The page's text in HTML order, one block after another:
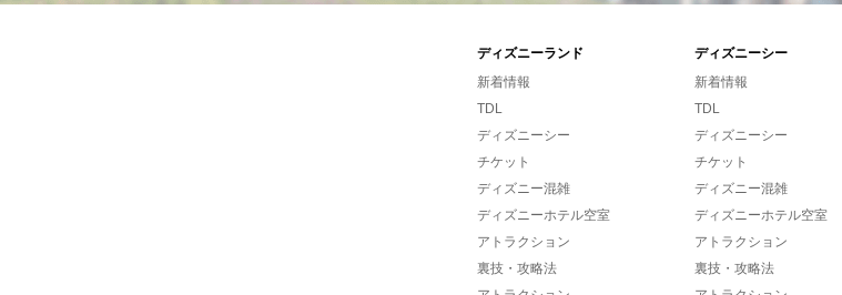
ディズニーランド ディズニーシー
新着情報
TDL
ディズニーシー
チケット
ディズニー混雑
ディズニーホテル空室
アトラクション
裏技・攻略法
新着情報
TDL
ディズニーシー
チケット
ディズニー混雑
ディズニーホテル空室
アトラクション
裏技・攻略法